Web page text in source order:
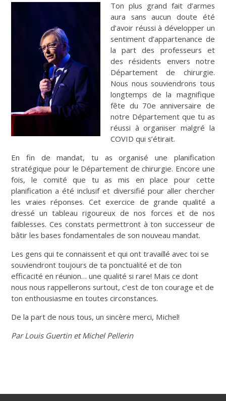
Ton plus grand fait d’armes
aura sans aucun doute été
d’avoir réussi à développer un
sentiment d’appartenance de
la part des professeurs et
des résidents envers notre
Département de chirurgie.
Nous nous souviendrons tous
longtemps de la magnifique
fête du 70e anniversaire de
notre Département que tu as
réussi à organiser malgré la
COVID qui s’étirait.
En fin de mandat, tu as organisé une planification
stratégique pour le Département de chirurgie. Encore une
fois, le comité que tu as mis en place pour cette
planification a été inclusif et diversifié pour aller chercher
les vraies réponses. Cet exercice de grande qualité a
dressé un tableau rigoureux de nos forces et de nos
faiblesses. Ces constats permettront à ton successeur de
bâtir les bases fondamentales de son nouveau mandat.
Les gens qui te connaissent et qui ont travaillé avec toi se
souviendront toujours de ta ponctualité et de ton
efficacité en réunion… une qualité si rare! Mais ce dont
nous nous rappellerons surtout, c’est de ton courage et de
ton enthousiasme en toutes circonstances.
De la part de nous tous, un sincère merci, Michel!
Par Louis Guertin et Michel Pellerin